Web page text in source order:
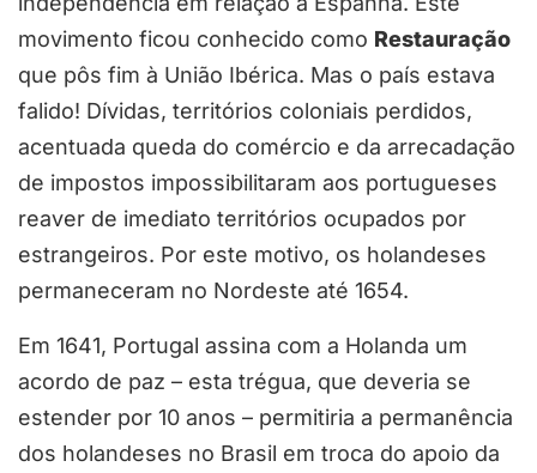
movimento ficou conhecido como Restauração
que pôs fim à União Ibérica. Mas o país estava
falido! Dívidas, territórios coloniais perdidos,
acentuada queda do comércio e da arrecadação
de impostos impossibilitaram aos portugueses
reaver de imediato territórios ocupados por
estrangeiros. Por este motivo, os holandeses
permaneceram no Nordeste até 1654.
Em 1641, Portugal assina com a Holanda um
acordo de paz – esta trégua, que deveria se
estender por 10 anos – permitiria a permanência
dos holandeses no Brasil em troca do apoio da